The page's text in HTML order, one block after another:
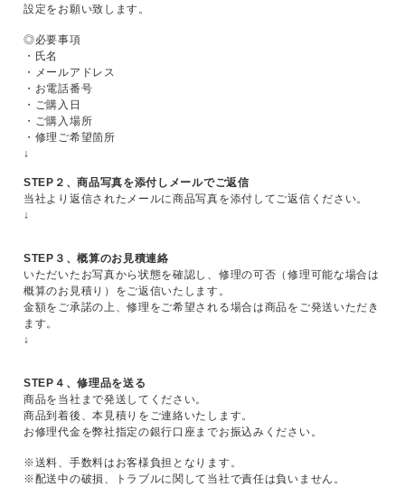
設定をお願い致します。
◎必要事項
・氏名
・メールアドレス
・お電話番号
・ご購入日
・ご購入場所
・修理ご希望箇所
↓
STEP２、商品写真を添付しメールでご返信
当社より返信されたメールに商品写真を添付してご返信ください。
↓
STEP３、概算のお見積連絡
いただいたお写真から状態を確認し、修理の可否（修理可能な場合は
概算のお見積り）をご返信いたします。
金額をご承諾の上、修理をご希望される場合は商品をご発送いただき
ます。
↓
STEP４、修理品を送る
商品を当社まで発送してください。
商品到着後、本見積りをご連絡いたします。
お修理代金を弊社指定の銀行口座までお振込みください。
※送料、手数料はお客様負担となります。
※配送中の破損、トラブルに関して当社で責任は負いません。